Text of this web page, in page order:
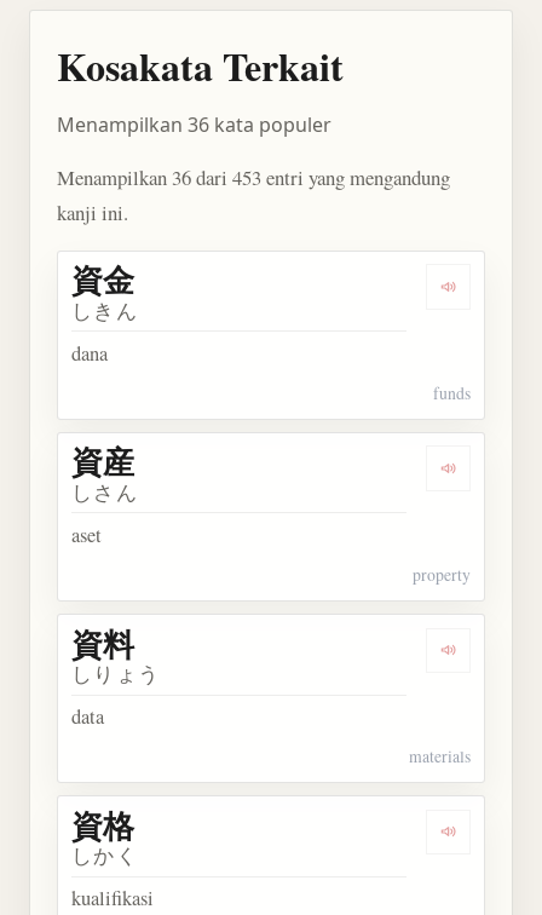
Kosakata Terkait
Menampilkan 36 kata populer
Menampilkan 36 dari 453 entri yang mengandung
kanji ini.
Dengarkan
資金
しきん
dana
funds
Dengarkan
資産
しさん
aset
property
Dengarkan
資料
しりょう
data
materials
Dengarkan
資格
しかく
kualifikasi